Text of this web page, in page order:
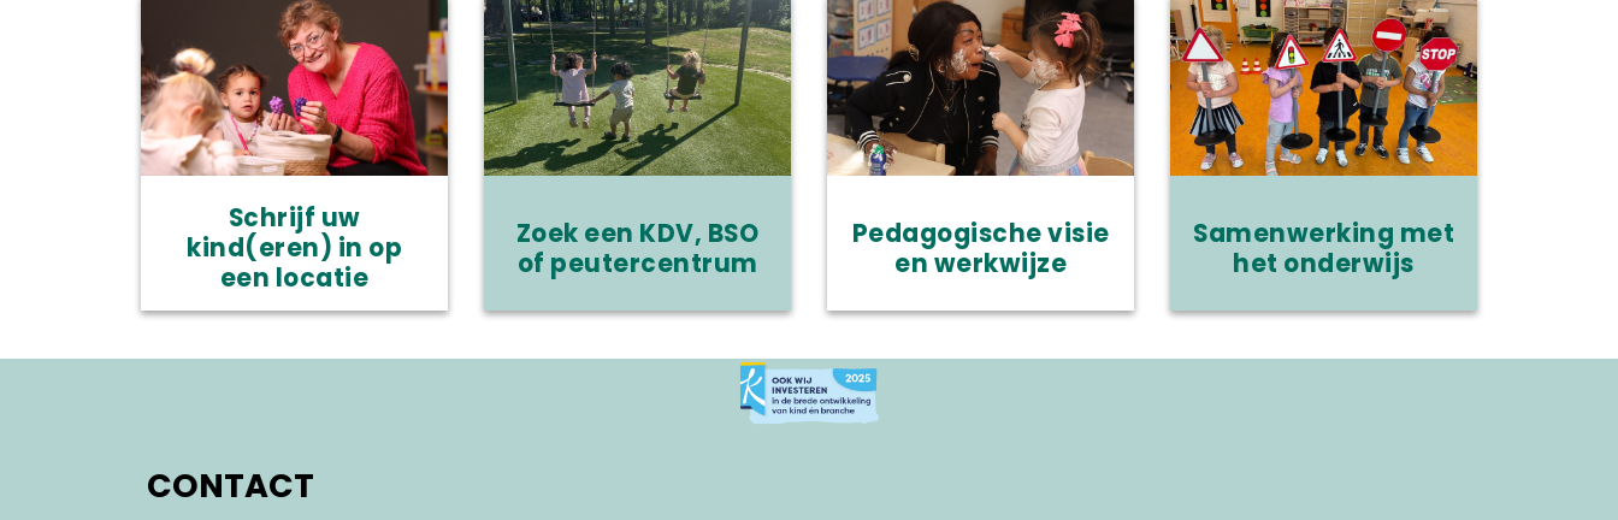
Schrijf uw
kind(eren) in op
een locatie
Zoek een KDV, BSO
of peutercentrum
Pedagogische visie
en werkwijze
Samenwerking met
het onderwijs
CONTACT